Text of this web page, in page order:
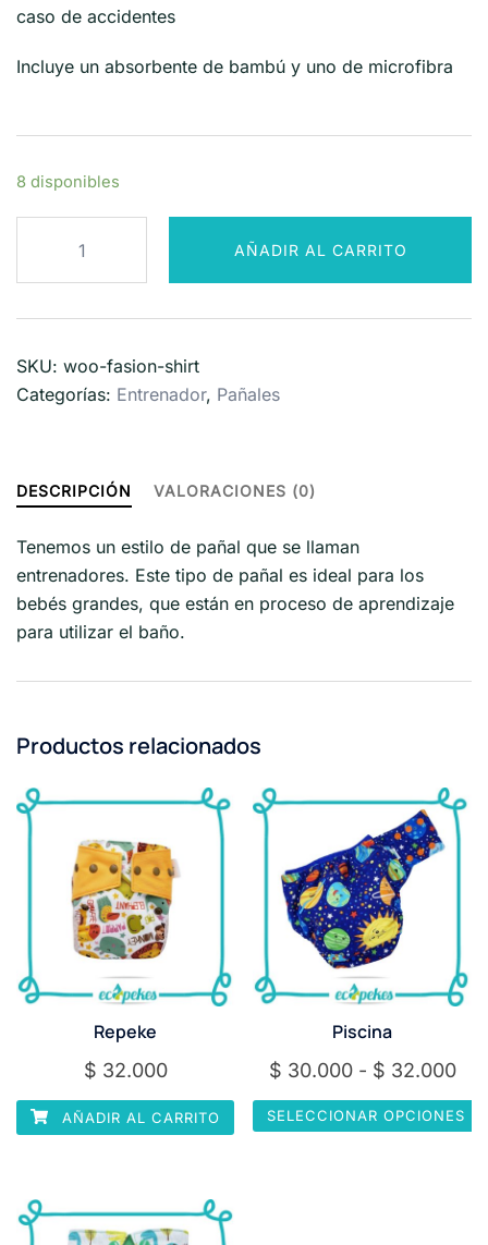
caso de accidentes
Incluye un absorbente de bambú y uno de microfibra
8 disponibles
cantidad
AÑADIR AL CARRITO
SKU: woo-fasion-shirt
Categorías: Entrenador, Pañales
DESCRIPCIÓN VALORACIONES (0)
Tenemos un estilo de pañal que se llaman
entrenadores. Este tipo de pañal es ideal para los
bebés grandes, que están en proceso de aprendizaje
para utilizar el baño.
Productos relacionados
Repeke
$ 32.000
AÑADIR AL CARRITO
Piscina
$ 30.000 - $ 32.000
de
SELECCIONAR OPCIONES